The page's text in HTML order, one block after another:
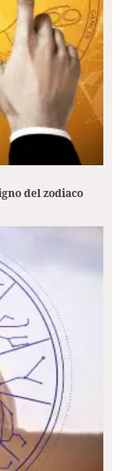
del zodiaco